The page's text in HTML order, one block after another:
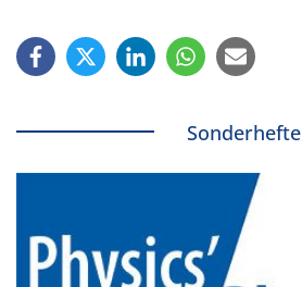
Sonderhefte